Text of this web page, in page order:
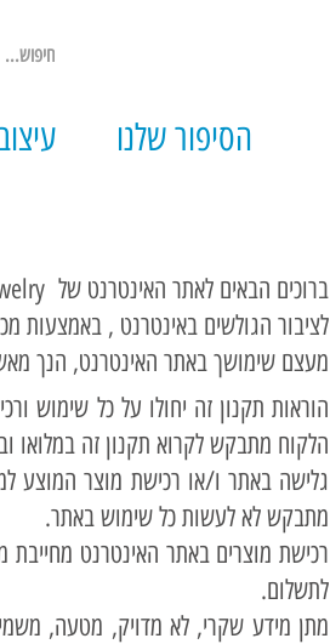
הסיפור שלנו
לציבור הגולשים באינטרנט , באמצעות
מעצם שימושך באתר האינטרנט, הנך
הוראות תקנון זה יחולו על כל שימוש
הלקוח מתבקש לקרוא תקנון זה במלואו
גלישה באתר ו/או רכישת מוצר המוצע
מתבקש לא לעשות כל שימוש באתר.
רכישת מוצרים באתר האינטרנט מחייבת
לתשלום.
מתן מידע שקרי, לא מדויק, מטעה,